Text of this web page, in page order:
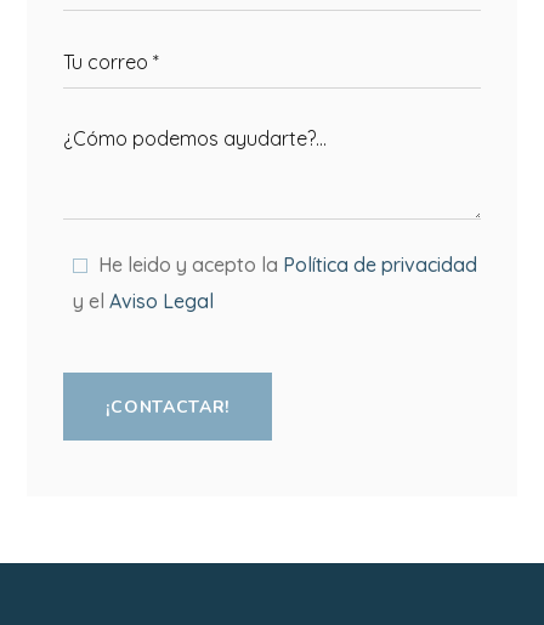
He leido y acepto la Política de privacidad
y elAviso Legal